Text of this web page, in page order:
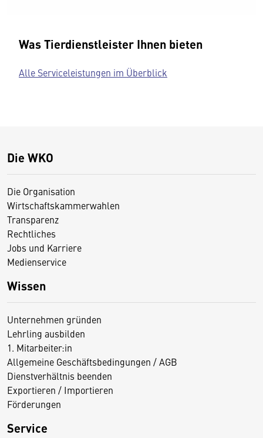
Was Tierdienstleister Ihnen bieten
Alle Serviceleistungen im Überblick
Die WKO
Die Organisation
Wirtschaftskammerwahlen
Transparenz
Rechtliches
Jobs und Karriere
Medienservice
Wissen
Unternehmen gründen
Lehrling ausbilden
1. Mitarbeiter:in
Allgemeine Geschäftsbedingungen / AGB
Dienstverhältnis beenden
Exportieren / Importieren
Förderungen
Service